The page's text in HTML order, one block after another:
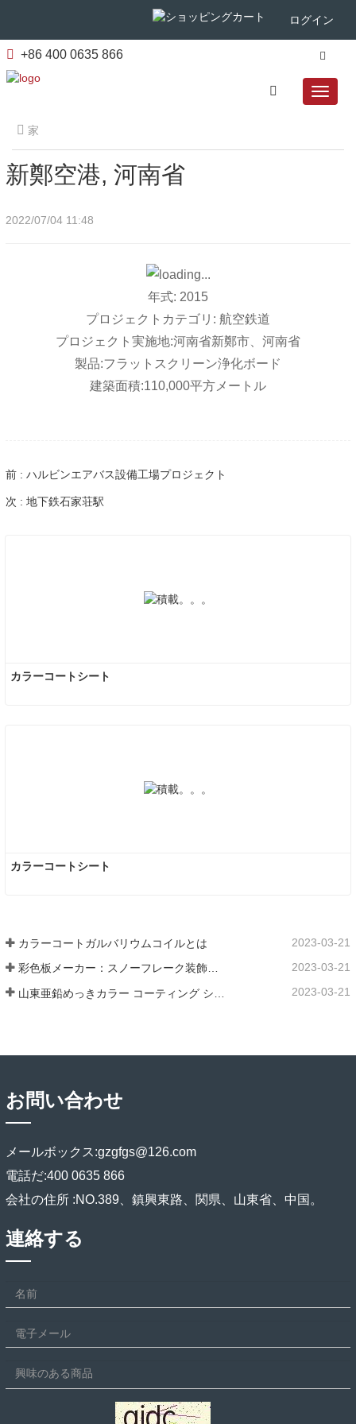
ログイン
+86 400 0635 866
家
新鄭空港, 河南省
2022/07/04 11:48
年式: 2015
プロジェクトカテゴリ: 航空鉄道
プロジェクト実施地:河南省新鄭市、河南省
製品:フラットスクリーン浄化ボード
建築面積:110,000平方メートル
前 : ハルビンエアバス設備工場プロジェクト
次 : 地下鉄石家荘駅
カラーコートシート
カラーコートシート
カラーコートガルバリウムコイルとは 2023-03-21
彩色板メーカー：スノーフレーク装飾用彩色板を正しく製造ラインから送り出す 2023-03-21
2023-03-21
お問い合わせ
メールボックス:gzgfgs@126.com
電話だ:400 0635 866
会社の住所 :NO.389、鎮興東路、関県、山東省、中国。
連絡する